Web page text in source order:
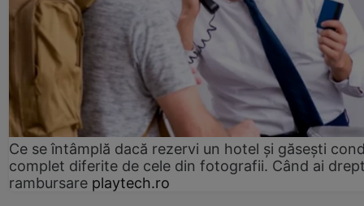
Ce se întâmplă dacă rezervi un hotel și găsești
complet diferite de cele din fotografii. Când ai
rambursare playtech.ro